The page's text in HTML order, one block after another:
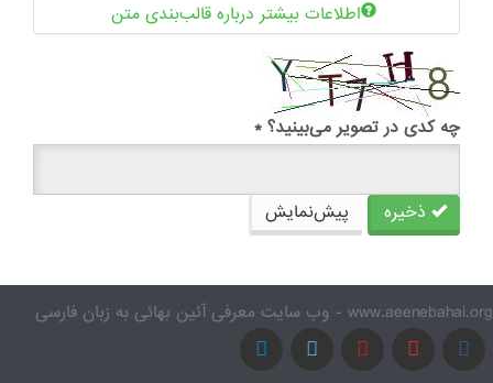
اطلاعات بیشتر درباره قالب‌بندی متن
چه کدی در تصویر می‌بینید؟ *
ذخیره پیش‌نمایش
www.aeenebahai.org - وب سایت معرفی آئین بهائی به زبان فارسی